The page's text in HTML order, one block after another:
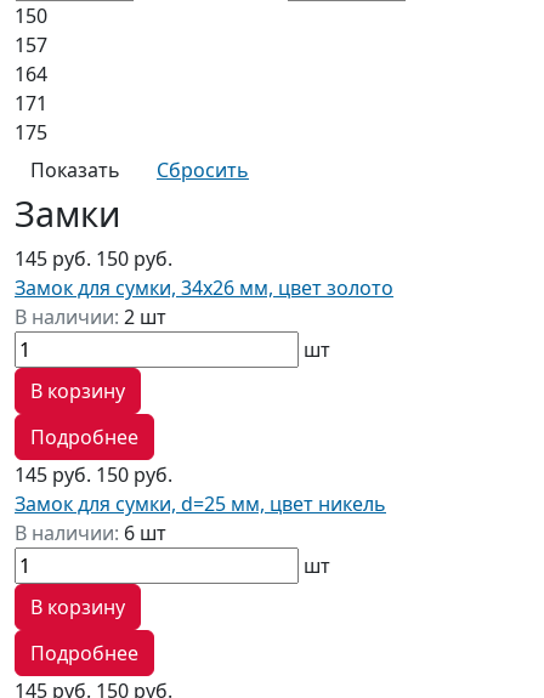
150
157
164
171
175
Замки
145 руб. 150 руб.
Замок для сумки, 34х26 мм, цвет золото
В наличии: 2 шт
шт
В корзину
Подробнее
145 руб. 150 руб.
Замок для сумки, d=25 мм, цвет никель
В наличии: 6 шт
шт
В корзину
Подробнее
145 руб. 150 руб.